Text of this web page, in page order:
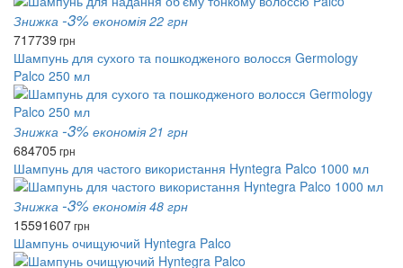
Знижка -3% економія 22 грн
717739 грн
Шампунь для сухого та пошкодженого волосся Germology
Palco 250 мл
Знижка -3% економія 21 грн
684705грн
Шампунь для частого використання Hyntegra Palco 1000 мл
Знижка -3% економія 48 грн
15591607грн
Шампунь очищуючий Hyntegra Palco